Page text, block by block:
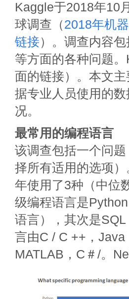
Kaggle于2018年10
球调查（2018年机
链接）。调查内容
等方面的各种问题
面的链接）。本文
据专业人员使用的
况。
最常用的编程语言
该调查包括一个问
择所有适用的选项
年使用了3种（中位
级编程语言是
语言），其次是
言由C / C ++，
MATLAB，C＃/。